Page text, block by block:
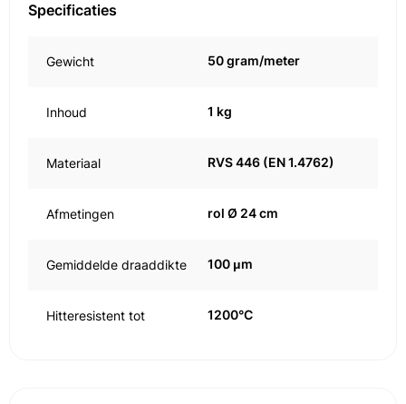
Specificaties
Gewicht 50 gram/meter
Inhoud 1 kg
Materiaal RVS 446 (EN 1.4762)
Afmetingen rol Ø 24 cm
Gemiddelde draaddikte 100 μm
Hitteresistent tot 1200°C